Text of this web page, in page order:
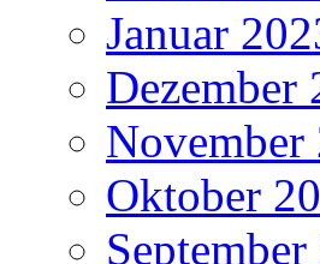
Januar
Dezember
November
Oktober